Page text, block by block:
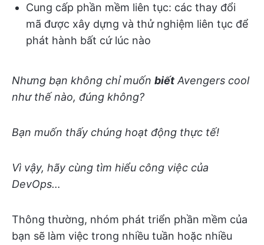
Cung cấp phần mềm liên tục: các thay đổi
mã được xây dựng và thử nghiệm liên tục để
phát hành bất cứ lúc nào
Nhưng bạn không chỉ muốn biết Avengers cool
như thế nào, đúng không?
Bạn muốn thấy chúng hoạt động thực tế!
Vì vậy, hãy cùng tìm hiểu công việc của
DevOps…
Thông thường, nhóm phát triển phần mềm của
bạn sẽ làm việc trong nhiều tuần hoặc nhiều